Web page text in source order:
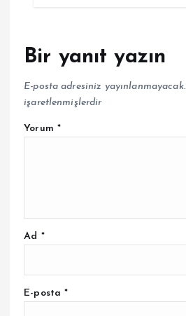
Bir yanıt yazın
E-posta adresiniz yayınlanmayacak.
işaretlenmişlerdir
Yorum *
Ad *
E-posta*